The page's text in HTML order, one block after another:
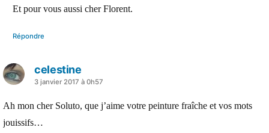
Et pour vous aussi cher Florent.
Répondre
celestine
a
dit :
3 janvier 2017 à 0h57
Ah mon cher Soluto, que j’aime votre peinture fraîche et vos mots
jouissifs…